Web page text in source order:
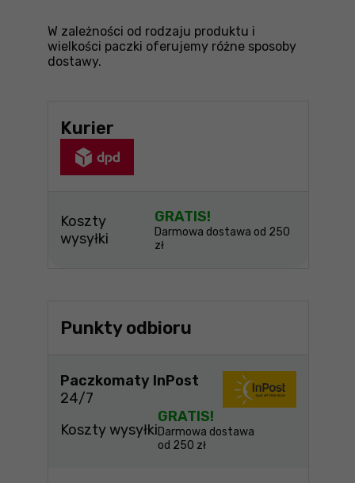
W zależności od rodzaju produktu i
wielkości paczki oferujemy różne sposoby
dostawy.
Kurier
Koszty
wysyłki
GRATIS!
Darmowa dostawa od 250
zł
Punkty odbioru
Paczkomaty InPost
24/7
Koszty wysyłki
GRATIS!
Darmowa dostawa
od 250 zł